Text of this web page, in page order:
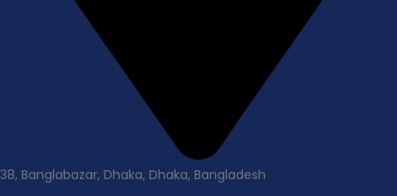
38, Banglabazar, Dhaka, Dhaka, Bangladesh